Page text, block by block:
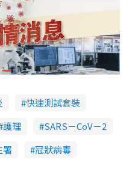
快速測試套裝
護理
SARS－CoV－2
署 冠狀病毒